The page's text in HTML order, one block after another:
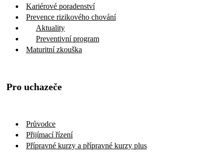
Kariérové poradenství
Prevence rizikového chování
Aktuality
Preventivní program
Maturitní zkouška
Pro uchazeče
Průvodce
Přijímací řízení
Přípravné kurzy a přípravné kurzy plus